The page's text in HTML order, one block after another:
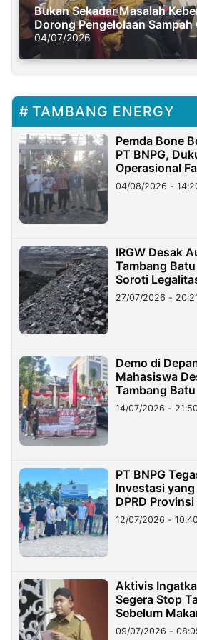
Bukan Sekadar Masalah
Dorong Pengelolaan
Solusi Krisis Iklim
04/07/2026
TAMBANG ENERGY
Pemda Bone
PT BNPG,
Operasional
04/08/2026 -
IRGW Desak
Tambang
Soroti
Stockpile
27/07/2026 -
Demo di
Mahasiswa
Tambang
Lampung
14/07/2026 - 21:50
PT BNPG
Investasi
DPRD
12/07/2026 - 10:40
Aktivis
Segera Stop
Sebelum
Longsor
09/07/2026 -